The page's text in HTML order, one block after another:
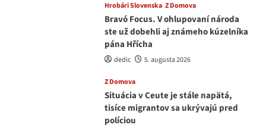
Hrobári Slovenska Z Domova
Bravó Focus. V ohlupovaní národa
ste už dobehli aj známeho kúzelníka
pána Hřícha
dedic 5. augusta 2026
Z Domova
Situácia v Ceute je stále napätá,
tisíce migrantov sa ukrývajú pred
políciou